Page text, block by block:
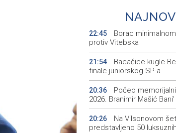
22:45
Borac
protiv Vitebska
21:54
Bacačice kugle
finale juniorskog SP-a
20:36
Počeo
2026. Branimir Mašić Bani'
20:26
Na Vilsonovom
predstavljeno 50